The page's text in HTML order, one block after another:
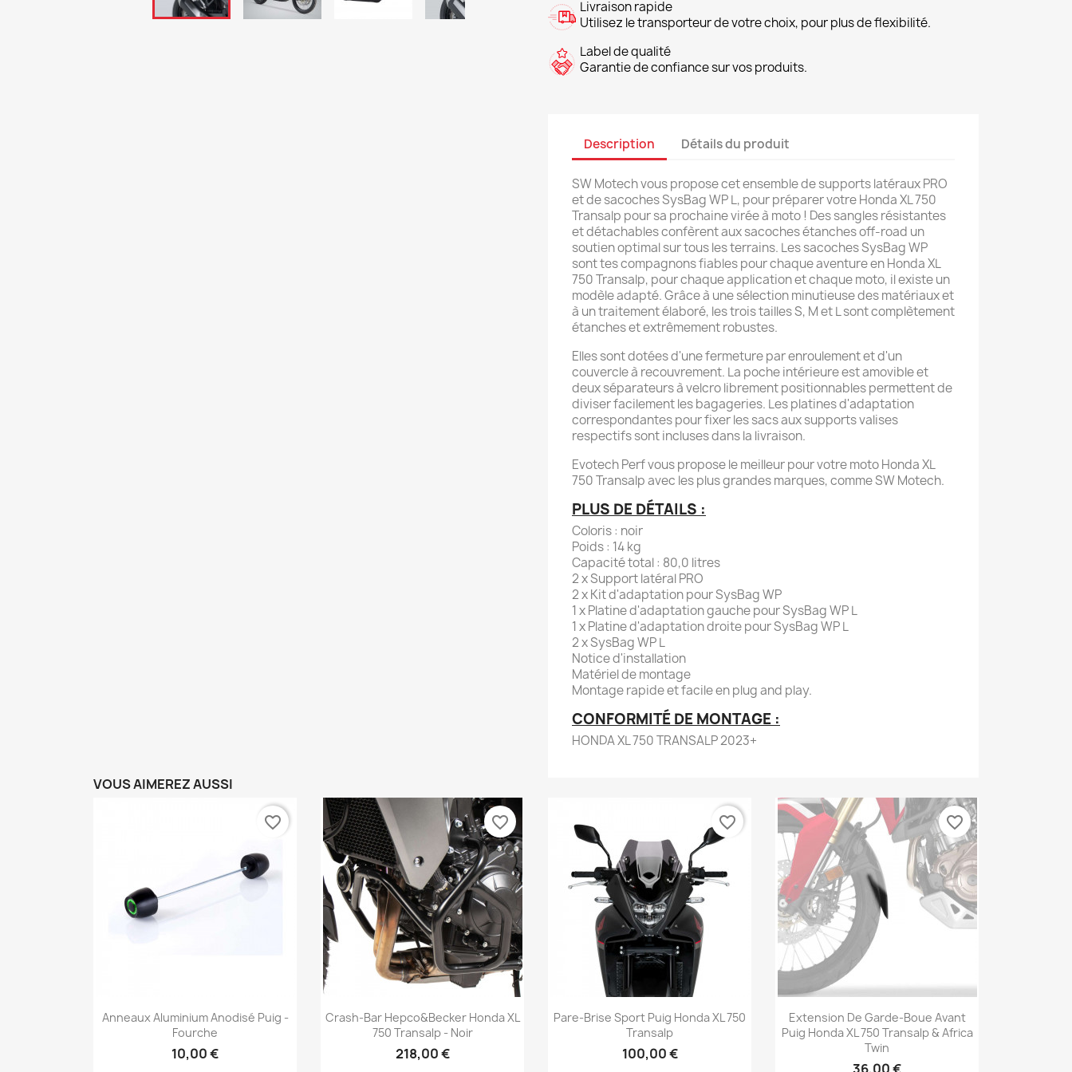
Livraison rapide
Utilisez le transporteur de votre choix, pour plus de flexibilité.
Label de qualité
Garantie de confiance sur vos produits.
Description Détails du produit
SW Motech vous propose cet ensemble de supports latéraux PRO
et de sacoches SysBag WP L, pour préparer votre Honda XL 750
Transalp pour sa prochaine virée à moto ! Des sangles résistantes
et détachables confèrent aux sacoches étanches off-road un
soutien optimal sur tous les terrains. Les sacoches SysBag WP
sont tes compagnons fiables pour chaque aventure en Honda XL
750 Transalp, pour chaque application et chaque moto, il existe un
modèle adapté. Grâce à une sélection minutieuse des matériaux et
à un traitement élaboré, les trois tailles S, M et L sont complètement
étanches et extrêmement robustes.
Elles sont dotées d'une fermeture par enroulement et d'un
couvercle à recouvrement. La poche intérieure est amovible et
deux séparateurs à velcro librement positionnables permettent de
diviser facilement les bagageries. Les platines d'adaptation
correspondantes pour fixer les sacs aux supports valises
respectifs sont incluses dans la livraison.
Evotech Perf vous propose le meilleur pour votre moto Honda XL
750 Transalp avec les plus grandes marques, comme SW Motech.
PLUS DE DÉTAILS :
Coloris : noir
Poids : 14 kg
Capacité total : 80,0 litres
2 x Support latéral PRO
2 x Kit d'adaptation pour SysBag WP
1 x Platine d'adaptation gauche pour SysBag WP L
1 x Platine d'adaptation droite pour SysBag WP L
2 x SysBag WP L
Notice d'installation
Matériel de montage
Montage rapide et facile en plug and play.
CONFORMITÉ DE MONTAGE :
HONDA XL 750 TRANSALP 2023+
VOUS AIMEREZ AUSSI
Aperçu rapide
Anneaux Aluminium Anodisé Puig -
Fourche
10,00 €
favorite_border
Aperçu rapide
Crash-Bar Hepco&Becker Honda XL
750 Transalp - Noir
218,00 €
favorite_border
 Aperçu rapide
Pare-Brise Sport Puig Honda XL 750
Transalp
100,00 €
favorite_border
Aperçu rapide
Extension De Garde-Boue Avant
Puig Honda XL 750 Transalp & Africa
Twin
favorite_border